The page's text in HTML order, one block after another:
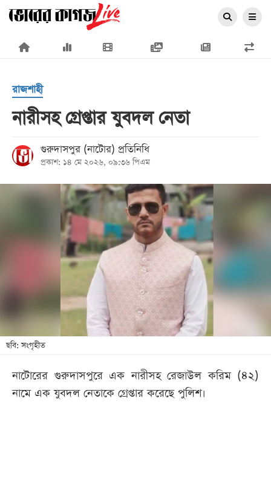
×
প্রচ্ছদ
রাজনীতি
আন্তর্জাতিক
স্টাইল
তথ্যপ্রযুক্তি
রাজশাহী
নারীসহ গ্রেপ্তার যুবদল নেতা
গুরুদাসপুর (নাটোর) প্রতিনিধি
প্রকাশ: ১৪ মে ২০২৬, ০৯:৩৬ পিএম
ছবি: সংগৃহীত
নাটোরের গুরুদাসপুরে এক নারীসহ রেজাউল করিম (৪২)
নামে এক যুবদল নেতাকে গ্রেপ্তার করেছে পুলিশ।